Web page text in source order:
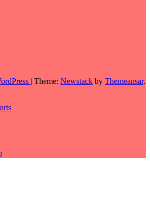
Theme: Newstack by Themeansar.